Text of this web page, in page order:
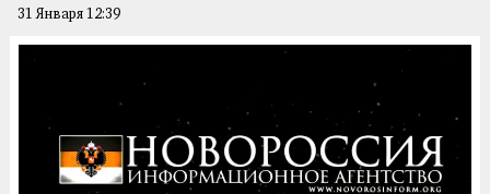
31 Января 12:39